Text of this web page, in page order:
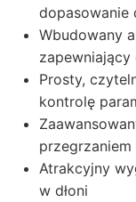
dopasowanie
Wbudowany
zapewniający
Prosty,
kontrolę
Atrakcyjny
w dłoni